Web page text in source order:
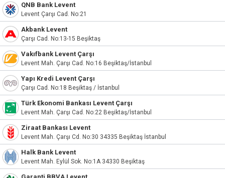
QNB Bank Levent
Levent Çarşı Cad. No:21
Akbank Levent
Çarşı Cad. No:13-15 Beşiktaş
Vakıfbank Levent Çarşı
Levent Mah. Çarşı Cad. No:16 Beşiktaş/İstanbul
Yapı Kredi Levent Çarşı
Çarşı Cad. No:18 Beşiktaş / İstanbul
Türk Ekonomi Bankası Levent Çarşı
Levent Mah. Çarşı Cad. No:22 Beşiktaş/İstanbul
Ziraat Bankası Levent
Levent Mah. Çarşı Cd. No:30 34335 Beşiktaş İstanbul
Halk Bank Levent
Levent Mah. Eylül Sok. No:1A 34330 Beşiktaş